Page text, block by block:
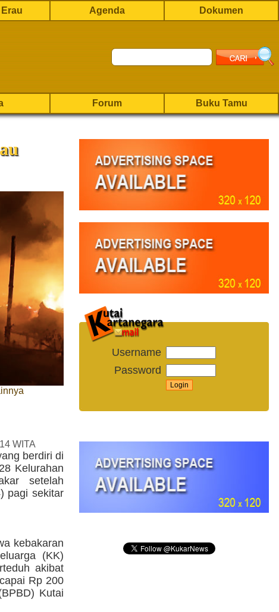
Agenda Dokumen
Forum Buku Tamu
WITA
berdiri di
Kelurahan
setelah
pagi sekitar
kebakaran
(KK)
akibat
Rp 200
Kutai
Username
Password